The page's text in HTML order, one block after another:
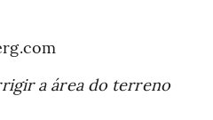
a área do terreno